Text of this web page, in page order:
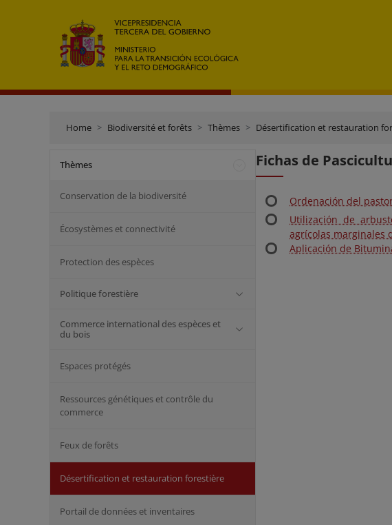
Home Biodiversité et forêts Thèmes Désertification et restauration
Thèmes
Conservation de la biodiversité
Écosystèmes et connectivité
Protection des espèces
Politique forestière
Commerce international des espèces et
du bois
Espaces protégés
Ressources génétiques et contrôle du
commerce
Feux de forêts
Désertification et restauration forestière
Portail de données et inventaires
Fichas de
Ordenación del
Utilización de
agrícolas marginales
Aplicación de